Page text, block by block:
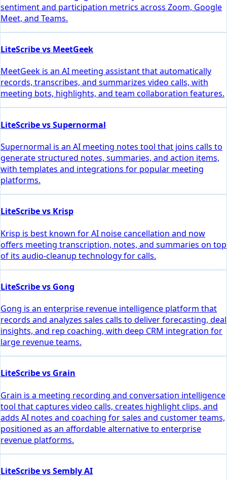
sentiment and participation metrics across Zoom, Google
Meet, and Teams.
LiteScribe vs MeetGeek
MeetGeek is an AI meeting assistant that automatically
records, transcribes, and summarizes video calls, with
meeting bots, highlights, and team collaboration features.
LiteScribe vs Supernormal
Supernormal is an AI meeting notes tool that joins calls to
generate structured notes, summaries, and action items,
with templates and integrations for popular meeting
platforms.
LiteScribe vs Krisp
Krisp is best known for AI noise cancellation and now
offers meeting transcription, notes, and summaries on top
of its audio-cleanup technology for calls.
LiteScribe vs Gong
Gong is an enterprise revenue intelligence platform that
records and analyzes sales calls to deliver forecasting, deal
insights, and rep coaching, with deep CRM integration for
large revenue teams.
LiteScribe vs Grain
Grain is a meeting recording and conversation intelligence
tool that captures video calls, creates highlight clips, and
adds AI notes and coaching for sales and customer teams,
positioned as an affordable alternative to enterprise
revenue platforms.
LiteScribe vs Sembly AI